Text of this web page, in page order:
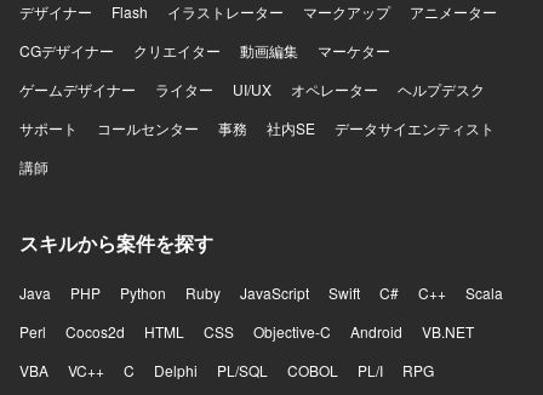
デザイナー
Flash イラストレーター マークアップ
アニメーター
CGデザイナー
クリエイター 動画編集
マーケター
ゲームデザイナー
ライター UI/UX オペレーター
ヘルプデスク
サポート
コールセンター 事務 社内SE
データサイエンティスト
講師
スキルから案件を探す
Java PHP Python Ruby JavaScript Swift C# C++
Scala
Perl
Cocos2d HTML CSS Objective-C Android
VB.NET
VBA
VC++ C Delphi PL/SQL COBOL PL/I
RPG